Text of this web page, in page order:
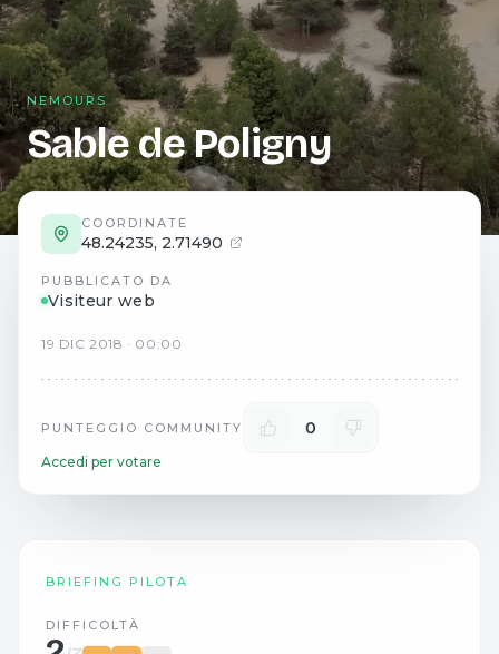
NEMOURS
Sable de Poligny
COORDINATE
48.24235, 2.71490
PUBBLICATO DA
Visiteur web
19 DIC 2018 · 00:00
PUNTEGGIO COMMUNITY 0
Accedi per votare
BRIEFING PILOTA
DIFFICOLTÀ